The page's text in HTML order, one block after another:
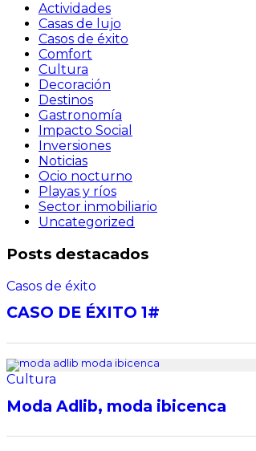
Actividades
Casas de lujo
Casos de éxito
Comfort
Cultura
Decoración
Destinos
Gastronomía
Impacto Social
Inversiones
Noticias
Ocio nocturno
Playas y ríos
Sector inmobiliario
Uncategorized
Posts destacados
Casos de éxito
CASO DE ÉXITO 1#
Cultura
Moda Adlib, moda ibicenca